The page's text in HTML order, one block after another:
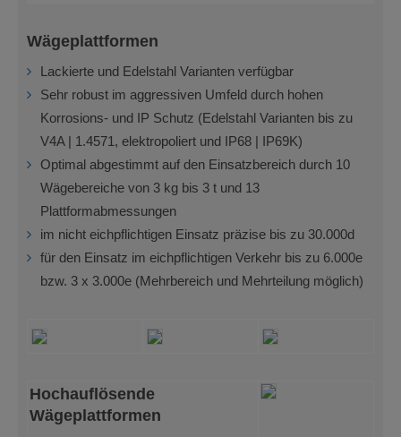
Wägeplattformen
Lackierte und Edelstahl Varianten verfügbar
Sehr robust im aggressiven Umfeld durch hohen
Korrosions- und IP Schutz (Edelstahl Varianten bis zu
V4A | 1.4571, elektropoliert und IP68 | IP69K)
Optimal abgestimmt auf den Einsatzbereich durch 10
Wägebereiche von 3 kg bis 3 t und 13
Plattformabmessungen
im nicht eichpflichtigen Einsatz präzise bis zu 30.000d
für den Einsatz im eichpflichtigen Verkehr bis zu 6.000e
bzw. 3 x 3.000e (Mehrbereich und Mehrteilung möglich)
Hochauflösende
Wägeplattformen